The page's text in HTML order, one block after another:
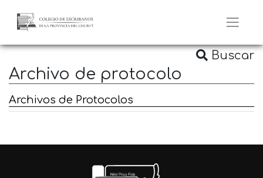
Buscar
Archivo de protocolo
Archivos de Protocolos